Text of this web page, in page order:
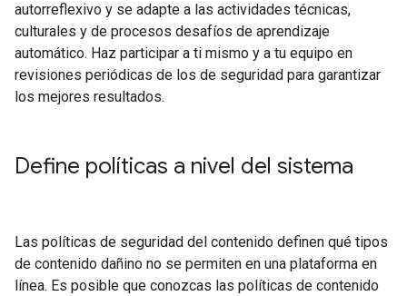
autorreflexivo y se adapte a las actividades técnicas,
culturales y de procesos desafíos de aprendizaje
automático. Haz participar a ti mismo y a tu equipo en
revisiones periódicas de los de seguridad para garantizar
los mejores resultados.
Define políticas a nivel del sistema
Las políticas de seguridad del contenido definen qué tipos
de contenido dañino no se permiten en una plataforma en
línea. Es posible que conozcas las políticas de contenido